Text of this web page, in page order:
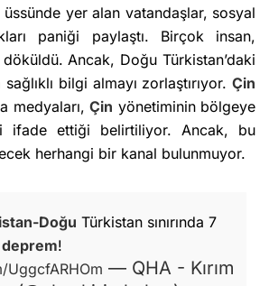
yer alan vatandaşlar, sosyal
paniği paylaştı. Birçok insan,
Ancak, Doğu Türkistan’daki
bilgi almayı zorlaştırıyor. Çin
medyaları,Çin yönetiminin bölgeye
ifade ettiği belirtiliyor. Ancak, bu
herhangi bir kanal bulunmuyor.
Doğu Türkistan sınırında 7
deprem!
— QHA - Kırım